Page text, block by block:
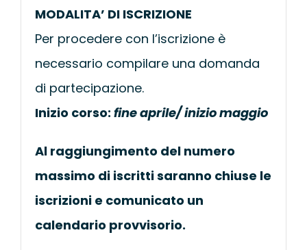
MODALITA’ DI ISCRIZIONE
Per procedere con l’iscrizione è
necessario compilare una domanda
di partecipazione.
Inizio corso: fine aprile/ inizio maggio
Al raggiungimento del numero
massimo di iscritti saranno chiuse le
iscrizioni e comunicato un
calendario provvisorio.